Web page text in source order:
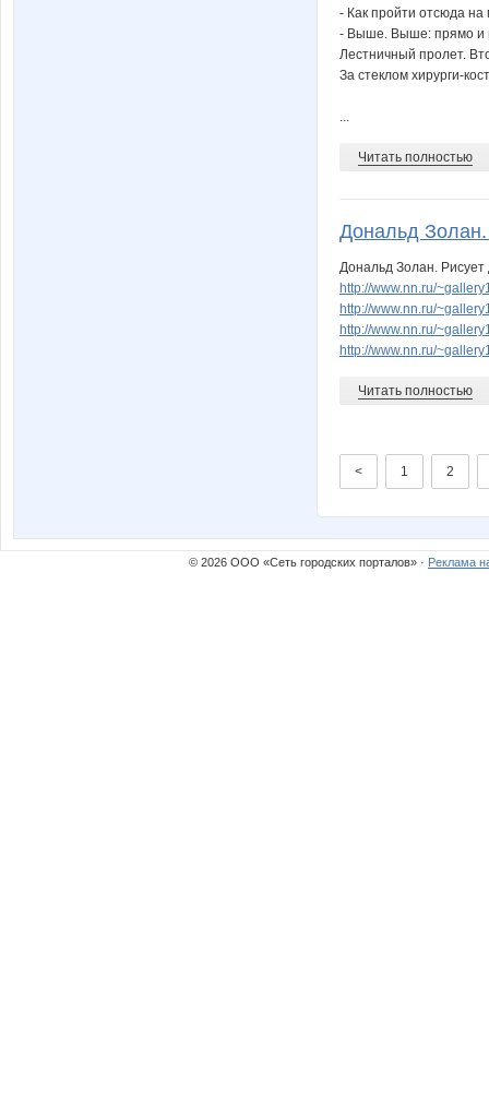
- Как пройти отсюда на
- Выше. Выше: прямо и
Лестничный пролет.
За стеклом хирурги-
Читать полностью
Дональд Золан.
Дональд Золан. Рисует
http://www.nn.ru/
http://www.nn.ru/
http://www.nn.ru/
http://www.nn.ru/
Читать полностью
< 1 2
© 2026 ООО «Сеть городских порталов» · Реклама